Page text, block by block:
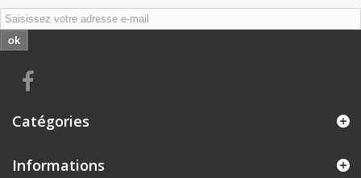
ok
Catégories
Informations